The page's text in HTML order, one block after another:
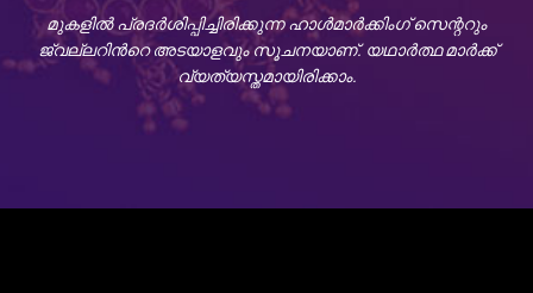
മുകളിൽ‌ പ്രദർശിപ്പിച്ചിരിക്കുന്ന ഹാൾ‌മാർ‌ക്കിംഗ് സെന്ററും
ജ്വല്ലറിൻറെ അടയാളവും സൂചനയാണ്. യഥാർത്ഥ മാർക്ക്
വ്യത്യസ്തമായിരിക്കാം.